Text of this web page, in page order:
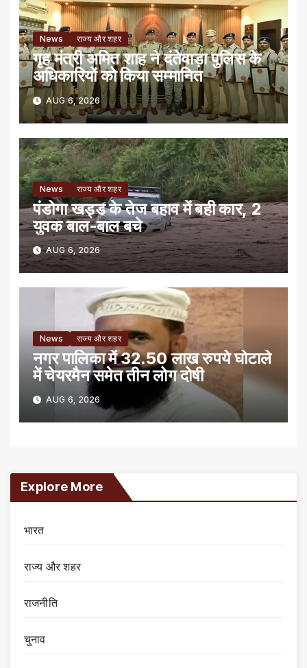
News राज्य और शहर
गृह मंत्री अमित शाह ने दंतेवाड़ा पुलिस के
अधिकारियों को किया सम्मानित
AUG 6, 2026
News राज्य और शहर
पंडोगा खड्ड के तेज बहाव में बही कार, 2
युवक बाल-बाल बचे
AUG 6, 2026
News राज्य और शहर
नगर पालिका में 32.50 लाख रुपये घोटाले
में चेयरमैन समेत तीन लोग दोषी
AUG 6, 2026
Explore More
भारत
राज्य और शहर
राजनीति
चुनाव